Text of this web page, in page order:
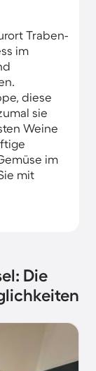
Traben-
im
diese
sie
Weine
im
mit
Die